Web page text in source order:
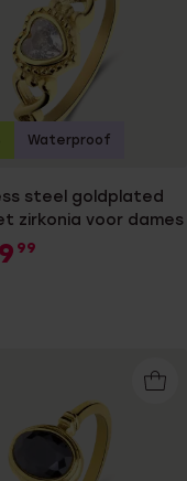
steel goldplated
zirkonia voor dames
99
Waterproof